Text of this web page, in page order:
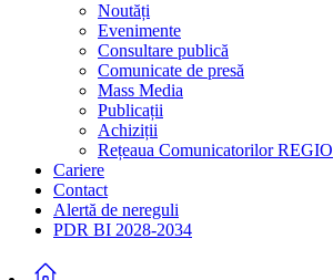
Noutăți
Evenimente
Consultare publică
Comunicate de presă
Mass Media
Publicații
Achiziții
Rețeaua Comunicatorilor REGIO
Cariere
Contact
Alertă de nereguli
PDR BI 2028-2034